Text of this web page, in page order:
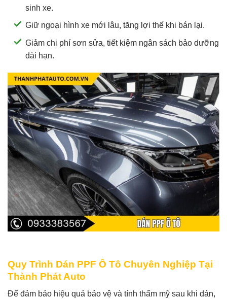
sinh xe.
Giữ ngoại hình xe mới lâu, tăng lợi thế khi bán lại.
Giảm chi phí sơn sửa, tiết kiệm ngân sách bảo dưỡng
dài hạn.
Quy Trình Dán PPF Ô Tô Chuyên Nghiệp Tại
Thành Phát Auto
Để đảm bảo hiệu quả bảo vệ và tính thẩm mỹ sau khi dán,